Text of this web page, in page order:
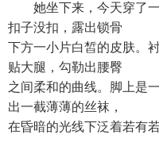
她坐下来，今天穿了一
扣子没扣，露出锁骨
下方一小片白皙的皮肤。
贴大腿，勾勒出腰臀
之间柔和的曲线。脚上是
出一截薄薄的丝袜，
在昏暗的光线下泛着若有